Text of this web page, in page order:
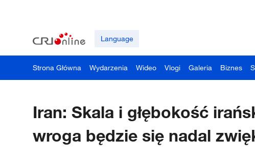
Language
Strona Główna Wydarzenia Wideo Vlogi Galeria Biznes
Iran: Skala i głębokość
wroga będzie się nadal